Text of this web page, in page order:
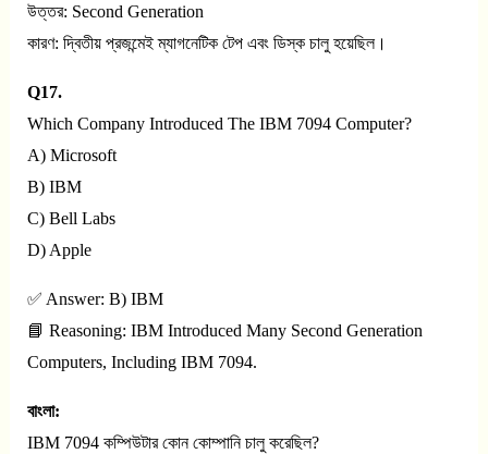
উত্তর: Second Generation
কারণ: দ্বিতীয় প্রজন্মেই ম্যাগনেটিক টেপ এবং ডিস্ক চালু হয়েছিল।
Q17.
Which Company Introduced The IBM 7094 Computer?
A) Microsoft
B) IBM
C) Bell Labs
D) Apple
✅ Answer: B) IBM
📘 Reasoning: IBM Introduced Many Second Generation
Computers, Including IBM 7094.
বাংলা:
IBM 7094 কম্পিউটার কোন কোম্পানি চালু করেছিল?